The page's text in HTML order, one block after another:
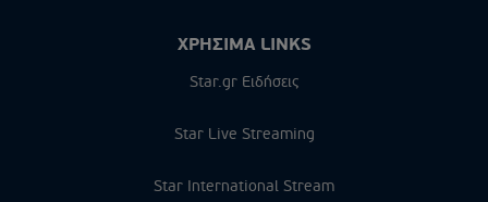
ΧΡΗΣΙΜΑ LINKS
Star.gr Ειδήσεις
Star Live Streaming
Star International Stream